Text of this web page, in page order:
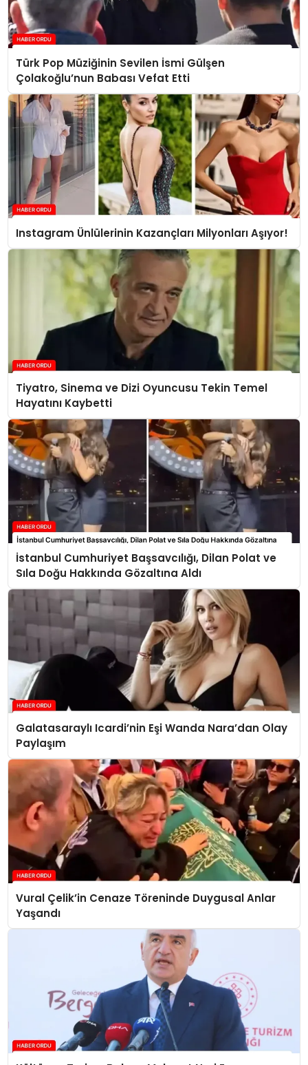
Türk Pop Müziğinin Sevilen İsmi Gülşen
Çolakoğlu’nun Babası Vefat Etti
Instagram Ünlülerinin Kazançları Milyonları Aşıyor!
Tiyatro, Sinema ve Dizi Oyuncusu Tekin Temel
Hayatını Kaybetti
İstanbul Cumhuriyet Başsavcılığı, Dilan Polat ve
Sıla Doğu Hakkında Gözaltına Aldı
Galatasaraylı Icardi’nin Eşi Wanda Nara’dan Olay
Paylaşım
Vural Çelik’in Cenaze Töreninde Duygusal Anlar
Yaşandı